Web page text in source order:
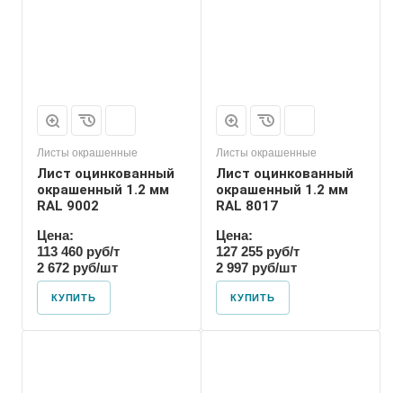
Листы окрашенные
Лист оцинкованный
окрашенный 1.2 мм
RAL 9002
Цена:
113 460 руб/т
2 672 руб/шт
КУПИТЬ
Листы окрашенные
Лист оцинкованный
окрашенный 1.2 мм
RAL 8017
Цена:
127 255 руб/т
2 997 руб/шт
КУПИТЬ